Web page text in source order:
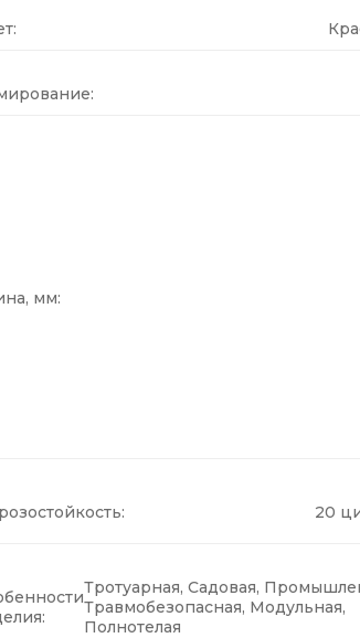
мм:
20
Тротуарная, Садовая,
Травмобезопасная, Модульная,
Полнотелая